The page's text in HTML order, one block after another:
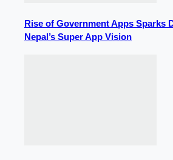
Rise of Government Apps Sparks
Nepal’s Super App Vision